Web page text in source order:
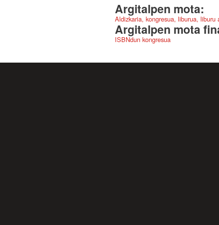
Argitalpen mota:
Aldizkaria, kongresua, liburua,
Argitalpen mota
ISBNdun kongresua